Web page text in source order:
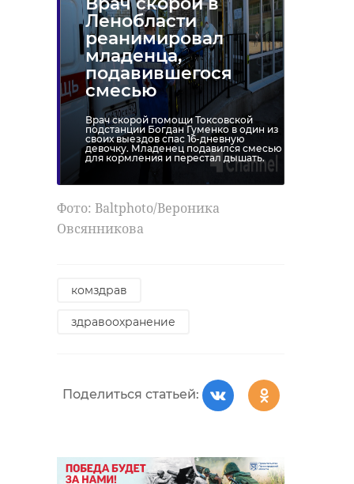
Ленобласти
реанимировал
младенца,
подавившегося
смесью
Врач скорой помощи Токсовской
подстанции Богдан Гуменко в один из
своих выездов спас 16-дневную
девочку. Младенец подавился смесью
для кормления и перестал дышать.
Фото: Baltphoto/Вероника
Овсянникова
комздрав
здравоохранение
Поделиться статьей: